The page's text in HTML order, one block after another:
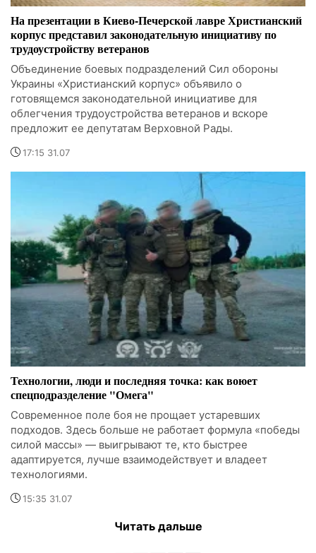
На презентации в Киево-Печерской лавре Христианский
корпус представил законодательную инициативу по
трудоустройству ветеранов
Объединение боевых подразделений Сил обороны
Украины «Христианский корпус» объявило о
готовящемся законодательной инициативе для
облегчения трудоустройства ветеранов и вскоре
предложит ее депутатам Верховной Рады.
17:15 31.07
Технологии, люди и последняя точка: как воюет
спецподразделение "Омега"
Современное поле боя не прощает устаревших
подходов. Здесь больше не работает формула «победы
силой массы» — выигрывают те, кто быстрее
адаптируется, лучше взаимодействует и владеет
технологиями.
15:35 31.07
Читать дальше